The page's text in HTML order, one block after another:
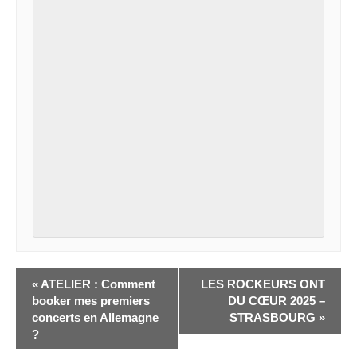
« ATELIER : Comment
booker mes premiers
concerts en Allemagne
?
LES ROCKEURS ONT
DU CŒUR 2025 –
STRASBOURG »